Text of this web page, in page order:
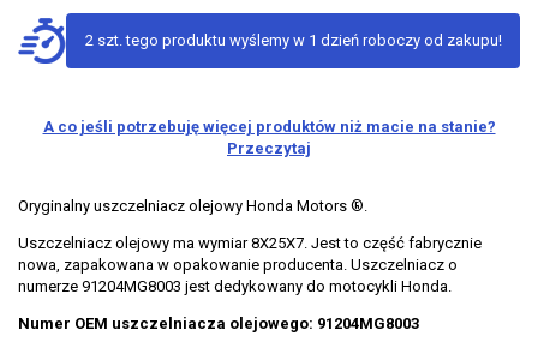
2 szt. tego produktu wyślemy w 1 dzień roboczy od zakupu!
A co jeśli potrzebuję więcej produktów niż macie na stanie?
Przeczytaj
Oryginalny uszczelniacz olejowy Honda Motors ®.
Uszczelniacz olejowy ma wymiar 8X25X7. Jest to część fabrycznie
nowa, zapakowana w opakowanie producenta. Uszczelniacz o
numerze 91204MG8003 jest dedykowany do motocykli Honda.
Numer OEM uszczelniacza olejowego: 91204MG8003